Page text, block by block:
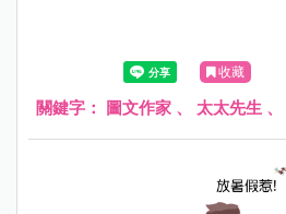
收藏
關鍵字： 圖文作家 、 太太先生 、